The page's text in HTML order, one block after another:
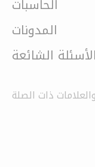
الحاسبات
المدونات
الأسئلة الشائعة
ذات الصلة